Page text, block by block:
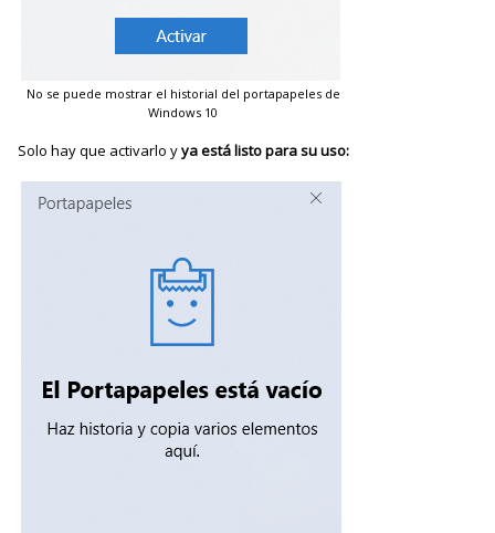
No se puede mostrar el historial del portapapeles de
Windows 10
Solo hay que activarlo yya está listo para su uso: